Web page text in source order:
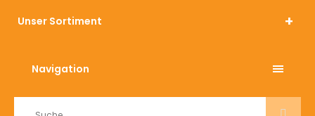
Unser Sortiment
Navigation